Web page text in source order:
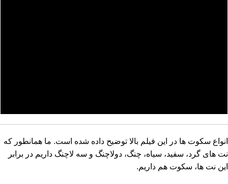
انواع سکوت ها در این فیلم بالا توضیح داده شده است. ما همانطور که
نت های گرد، سفید، سیاه، چنگ، دولاچنگ و سه لاچنگ داریم در برابر
این نت ها، سکوت هم داریم.